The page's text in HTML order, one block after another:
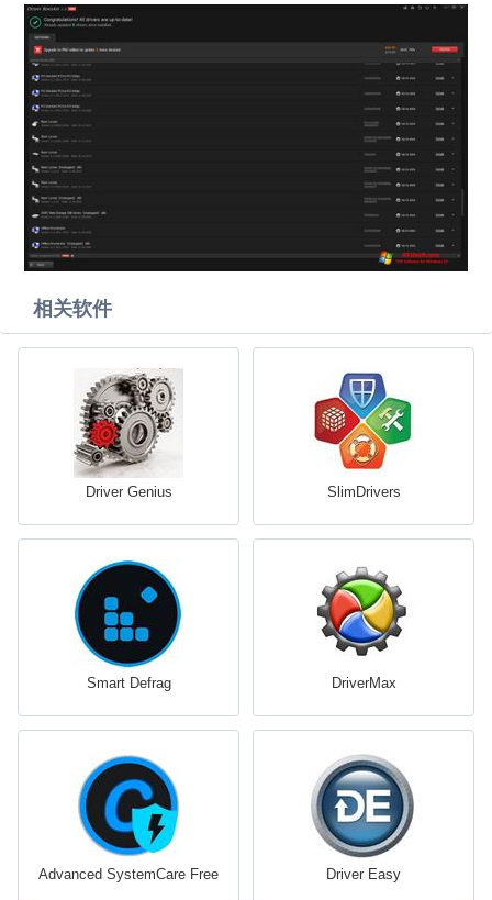
相关软件
Driver Genius SlimDrivers
Smart Defrag DriverMax
Advanced SystemCare Free Driver Easy